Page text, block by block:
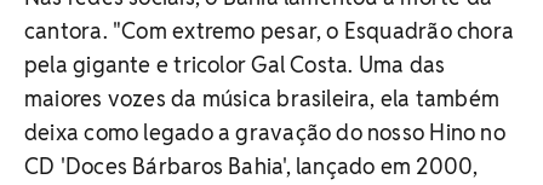
cantora. "Com extremo pesar, o Esquadrão chora
pela gigante e tricolor Gal Costa. Uma das
maiores vozes da música brasileira, ela também
deixa como legado a gravação do nosso Hino no
CD 'Doces Bárbaros Bahia', lançado em 2000,